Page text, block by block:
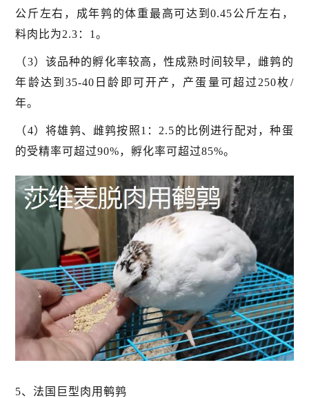
公斤左右，成年鹑的体重最高可达到0.45公斤左右，
料肉比为2.3：1。
（3）该品种的孵化率较高，性成熟时间较早，雌鹑的
年龄达到35-40日龄即可开产，产蛋量可超过250枚/
年。
（4）将雄鹑、雌鹑按照1：2.5的比例进行配对，种蛋
的受精率可超过90%，孵化率可超过85%。
5、法国巨型肉用鹌鹑